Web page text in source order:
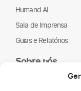
Humand AI
Sala de Imprensa
Guias e Relatórios
Sobre nós